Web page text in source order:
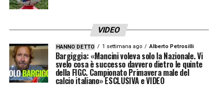
VIDEO
HANNO DETTO 1 settimana ago Alberto Petrosilli
Bargiggia: «Mancini voleva solo la Nazionale. Vi
svelo cosa è successo davvero dietro le quinte
della FIGC. Campionato Primavera male del
calcio italiano» ESCLUSIVA e VIDEO